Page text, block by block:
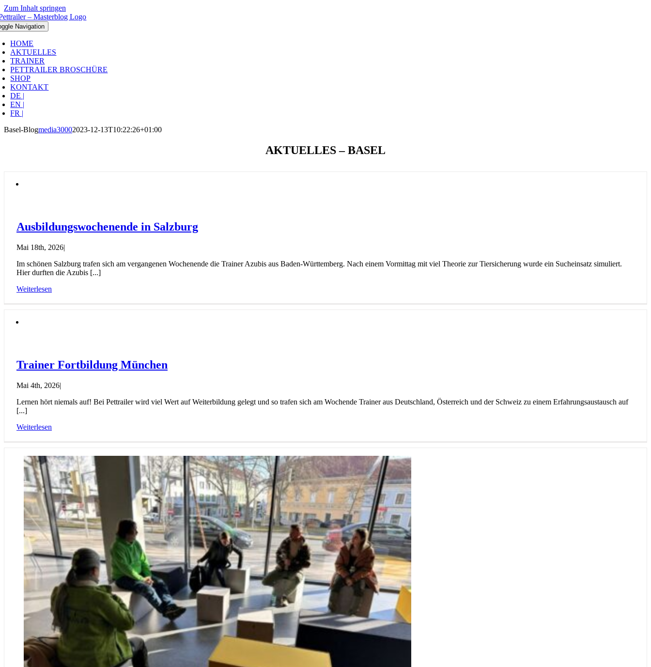
Zum Inhalt springen
Navigation
HOME
AKTUELLES
TRAINER
PETTRAILER BROSCHÜRE
SHOP
KONTAKT
DE |
EN |
FR |
Basel-Blogmedia30002023-12-13T10:22:26+01:00
AKTUELLES – BASEL
Ausbildungswochenende in Salzburg
Mai 18th, 2026|
Im schönen Salzburg trafen sich am vergangenen Wochenende die Trainer Azubis aus Baden-Württemberg. Nach einem Vormittag mit viel Theorie zur Tiersicherung wurde ein Sucheinsatz simuliert.
Hier durften die Azubis [...]
Weiterlesen
Trainer Fortbildung München
Mai 4th, 2026|
Lernen hört niemals auf! Bei Pettrailer wird viel Wert auf Weiterbildung gelegt und so trafen sich am Wochende Trainer aus Deutschland, Österreich und der Schweiz zu einem Erfahrungsaustausch auf
[...]
Weiterlesen